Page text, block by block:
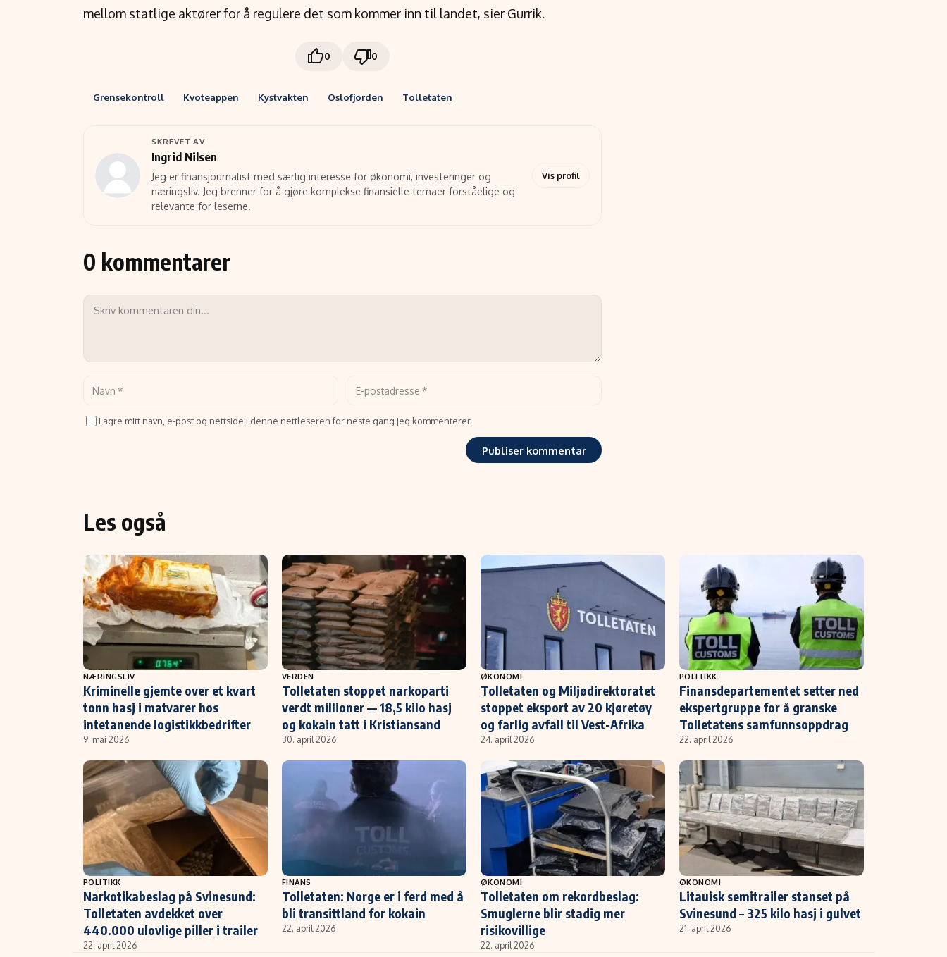
mellom statlige aktører for å regulere det som kommer inn til landet, sier Gurrik.
0 0
Grensekontroll Kvoteappen Kystvakten Oslofjorden Tolletaten
SKREVET AV
Ingrid Nilsen
Jeg er finansjournalist med særlig interesse for økonomi, investeringer og
næringsliv. Jeg brenner for å gjøre komplekse finansielle temaer forståelige og
relevante for leserne.
Vis profil
0 kommentarer
Lagre mitt navn, e-post og nettside i denne nettleseren for neste gang jeg kommenterer.
Les også
NÆRINGSLIV
Kriminelle gjemte over et kvart
tonn hasj i matvarer hos
intetanende logistikkbedrifter
9. mai 2026
VERDEN
Tolletaten stoppet narkoparti
verdt millioner — 18,5 kilo hasj
og kokain tatt i Kristiansand
30. april 2026
ØKONOMI
Tolletaten og Miljødirektoratet
stoppet eksport av 20 kjøretøy
og farlig avfall til Vest-Afrika
24. april 2026
POLITIKK
Finansdepartementet setter ned
ekspertgruppe for å granske
Tolletatens samfunnsoppdrag
22. april 2026
POLITIKK
Narkotikabeslag på Svinesund:
Tolletaten avdekket over
440.000 ulovlige piller i trailer
22. april 2026
FINANS
Tolletaten: Norge er i ferd med å
bli transittland for kokain
22. april 2026
ØKONOMI
Tolletaten om rekordbeslag:
Smuglerne blir stadig mer
risikovillige
22. april 2026
ØKONOMI
Litauisk semitrailer stanset på
Svinesund – 325 kilo hasj i gulvet
21. april 2026